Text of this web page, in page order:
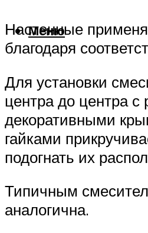
Меню
Настенные
благодаря
Для установки
центра до центра с
декоративными
гайками
подогнать их
Типичным
аналогична.